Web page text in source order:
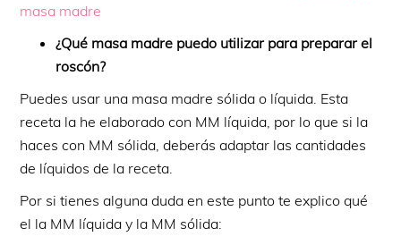
masa madre
¿Qué masa madre puedo utilizar para preparar el
roscón?
Puedes usar una masa madre sólida o líquida. Esta
receta la he elaborado con MM líquida, por lo que si la
haces con MM sólida, deberás adaptar las cantidades
de líquidos de la receta.
Por si tienes alguna duda en este punto te explico qué
el la MM líquida y la MM sólida: